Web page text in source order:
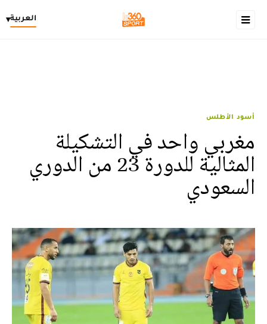
العربية▾
أسود الأطلس
مغربي واحد في التشكيلة
المثالية للدورة 23 من الدوري
السعودي